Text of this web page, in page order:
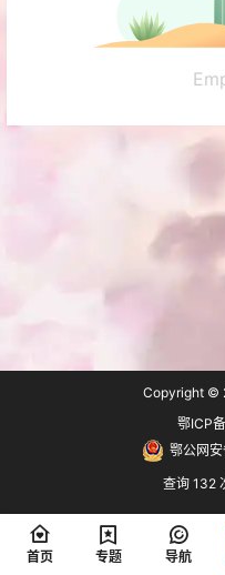
Copyright ©
鄂ICP
鄂公网
查询 132
首页 专题 导航